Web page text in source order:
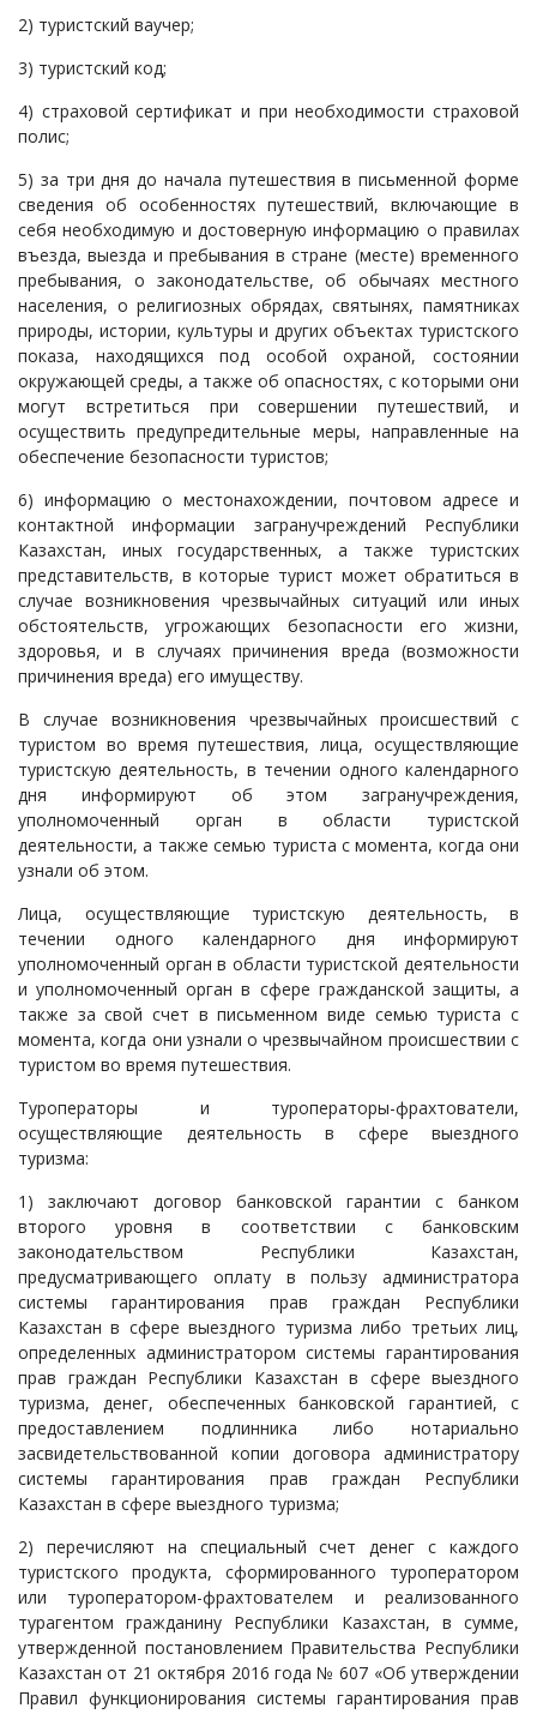
2) туристский ваучер;
3) туристский код;
4) страховой сертификат и при необходимости страховой
полис;
5) за три дня до начала путешествия в письменной форме
сведения об особенностях путешествий, включающие в
себя необходимую и достоверную информацию о правилах
въезда, выезда и пребывания в стране (месте) временного
пребывания, о законодательстве, об обычаях местного
населения, о религиозных обрядах, святынях, памятниках
природы, истории, культуры и других объектах туристского
показа, находящихся под особой охраной, состоянии
окружающей среды, а также об опасностях, с которыми они
могут встретиться при совершении путешествий, и
осуществить предупредительные меры, направленные на
обеспечение безопасности туристов;
6) информацию о местонахождении, почтовом адресе и
контактной информации загранучреждений Республики
Казахстан, иных государственных, а также туристских
представительств, в которые турист может обратиться в
случае возникновения чрезвычайных ситуаций или иных
обстоятельств, угрожающих безопасности его жизни,
здоровья, и в случаях причинения вреда (возможности
причинения вреда) его имуществу.
В случае возникновения чрезвычайных происшествий с
туристом во время путешествия, лица, осуществляющие
туристскую деятельность, в течении одного календарного
дня информируют об этом загранучреждения,
уполномоченный орган в области туристской
деятельности, а также семью туриста с момента, когда они
узнали об этом.
Лица, осуществляющие туристскую деятельность, в
течении одного календарного дня информируют
уполномоченный орган в области туристской деятельности
и уполномоченный орган в сфере гражданской защиты, а
также за свой счет в письменном виде семью туриста с
момента, когда они узнали о чрезвычайном происшествии с
туристом во время путешествия.
Туроператоры и туроператоры-фрахтователи,
осуществляющие деятельность в сфере выездного
туризма:
1) заключают договор банковской гарантии с банком
второго уровня в соответствии с банковским
законодательством Республики Казахстан,
предусматривающего оплату в пользу администратора
системы гарантирования прав граждан Республики
Казахстан в сфере выездного туризма либо третьих лиц,
определенных администратором системы гарантирования
прав граждан Республики Казахстан в сфере выездного
туризма, денег, обеспеченных банковской гарантией, с
предоставлением подлинника либо нотариально
засвидетельствованной копии договора администратору
системы гарантирования прав граждан Республики
Казахстан в сфере выездного туризма;
2) перечисляют на специальный счет денег с каждого
туристского продукта, сформированного туроператором
или туроператором-фрахтователем и реализованного
турагентом гражданину Республики Казахстан, в сумме,
утвержденной постановлением Правительства Республики
Казахстан от 21 октября 2016 года № 607 «Об утверждении
Правил функционирования системы гарантирования прав